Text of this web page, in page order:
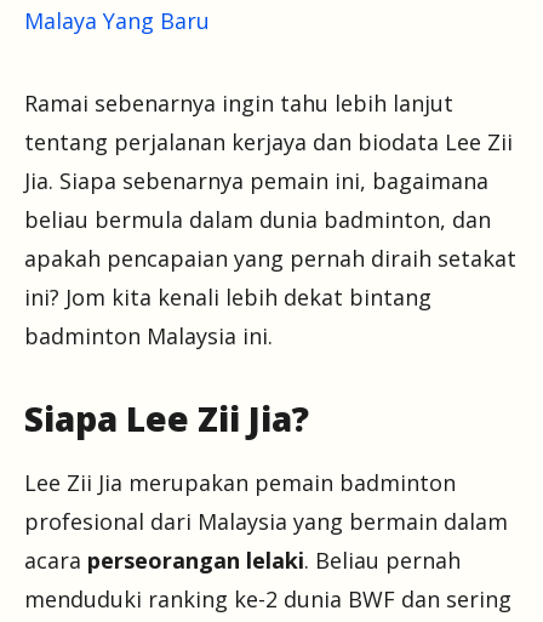
Malaya Yang Baru
Ramai sebenarnya ingin tahu lebih lanjut
tentang perjalanan kerjaya dan biodata Lee Zii
Jia. Siapa sebenarnya pemain ini, bagaimana
beliau bermula dalam dunia badminton, dan
apakah pencapaian yang pernah diraih setakat
ini? Jom kita kenali lebih dekat bintang
badminton Malaysia ini.
Siapa Lee Zii Jia?
Lee Zii Jia merupakan pemain badminton
profesional dari Malaysia yang bermain dalam
acara perseorangan lelaki. Beliau pernah
menduduki ranking ke-2 dunia BWF dan sering